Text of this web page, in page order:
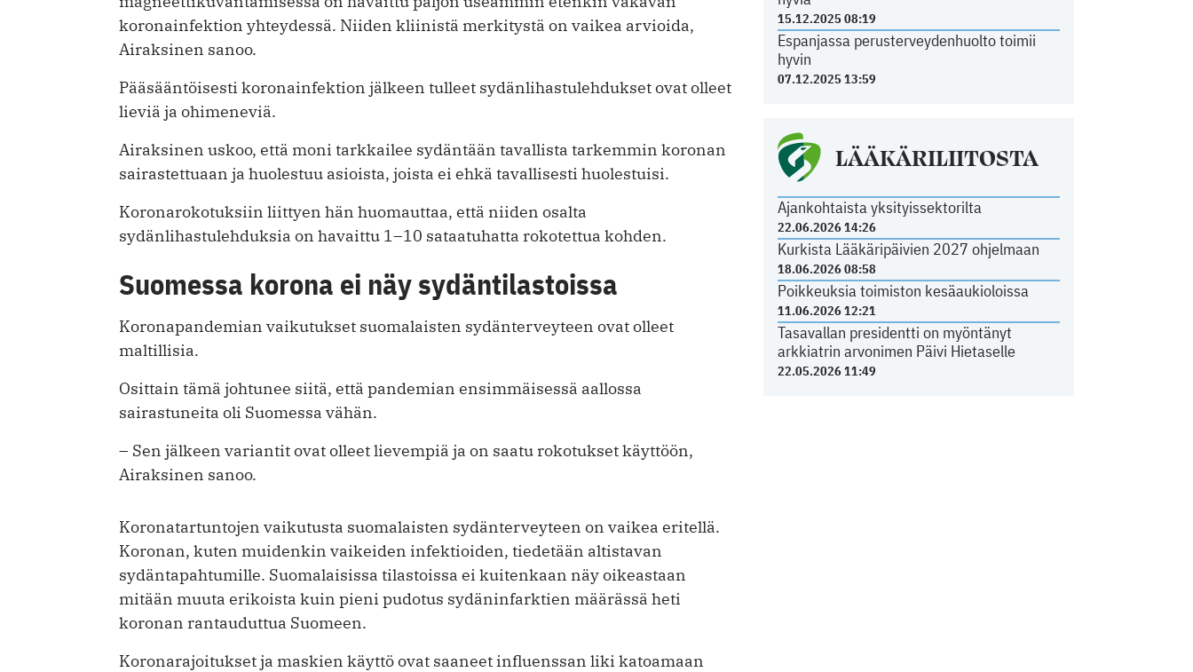
15.12.2025 08:19
Espanjassa perusterveydenhuolto toimii
hyvin
07.12.2025 13:59
LÄÄKÄRILIITOSTA
Ajankohtaista yksityissektorilta
22.06.2026 14:26
Kurkista Lääkäripäivien 2027 ohjelmaan
18.06.2026 08:58
Poikkeuksia toimiston kesäaukioloissa
11.06.2026 12:21
Tasavallan presidentti on myöntänyt
arkkiatrin arvonimen Päivi Hietaselle
22.05.2026 11:49
koronainfektion yhteydessä. Niiden kliinistä merkitystä on vaikea arvioida,
Airaksinen sanoo.
Pääsääntöisesti koronainfektion jälkeen tulleet sydänlihastulehdukset ovat olleet
lieviä ja ohimeneviä.
Airaksinen uskoo, että moni tarkkailee sydäntään tavallista tarkemmin koronan
sairastettuaan ja huolestuu asioista, joista ei ehkä tavallisesti huolestuisi.
Koronarokotuksiin liittyen hän huomauttaa, että niiden osalta
sydänlihastulehduksia on havaittu 1–10 sataatuhatta rokotettua kohden.
Suomessa korona ei näy sydäntilastoissa
Koronapandemian vaikutukset suomalaisten sydänterveyteen ovat olleet
maltillisia.
Osittain tämä johtunee siitä, että pandemian ensimmäisessä aallossa
sairastuneita oli Suomessa vähän.
– Sen jälkeen variantit ovat olleet lievempiä ja on saatu rokotukset käyttöön,
Airaksinen sanoo.
Koronatartuntojen vaikutusta suomalaisten sydänterveyteen on vaikea eritellä.
Koronan, kuten muidenkin vaikeiden infektioiden, tiedetään altistavan
sydäntapahtumille. Suomalaisissa tilastoissa ei kuitenkaan näy oikeastaan
mitään muuta erikoista kuin pieni pudotus sydäninfarktien määrässä heti
koronan rantauduttua Suomeen.
Koronarajoitukset ja maskien käyttö ovat saaneet influenssan liki katoamaan